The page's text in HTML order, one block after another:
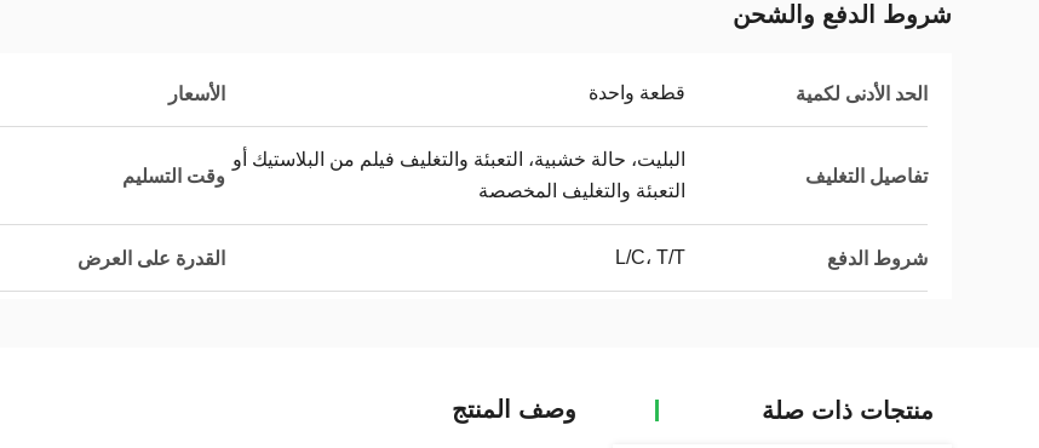
شروط الدفع والشحن
الحد الأدنى لكمية قطعة واحدة الأسعار
تفاصيل التغليف
البليت، حالة خشبية، التعبئة والتغليف فيلم من البلاستيك أو
التعبئة والتغليف المخصصة
وقت التسليم
شروط الدفع L/C، T/T القدرة على العرض
منتجات ذات صلة وصف المنتج